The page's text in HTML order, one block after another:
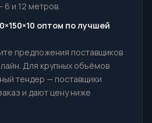
6 и 12 метров.
оптом по лучшей
предложения поставщиков
Для крупных объёмов
тендер — поставщики
и дают цену ниже